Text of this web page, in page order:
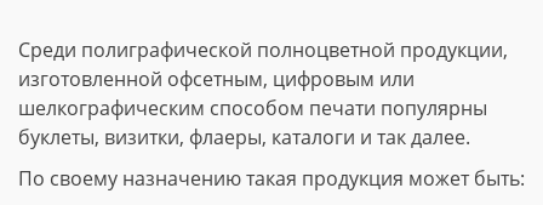
Среди полиграфической полноцветной продукции,
изготовленной офсетным, цифровым или
шелкографическим способом печати популярны
буклеты, визитки, флаеры, каталоги и так далее.
По своему назначению такая продукция может быть: